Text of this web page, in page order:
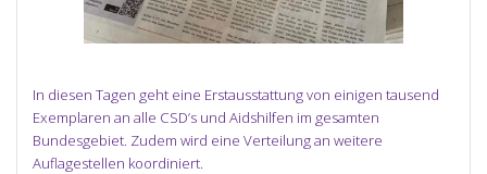
In diesen Tagen geht eine Erstausstattung von einigen tausend
Exemplaren an alle CSD’s und Aidshilfen im gesamten
Bundesgebiet. Zudem wird eine Verteilung an weitere
Auflagestellen koordiniert.